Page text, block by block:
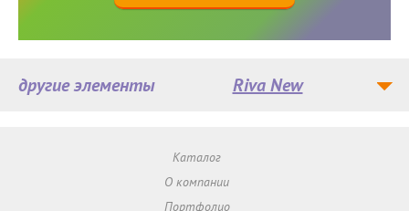
другие элементы Riva New
Каталог
О компании
Портфолио